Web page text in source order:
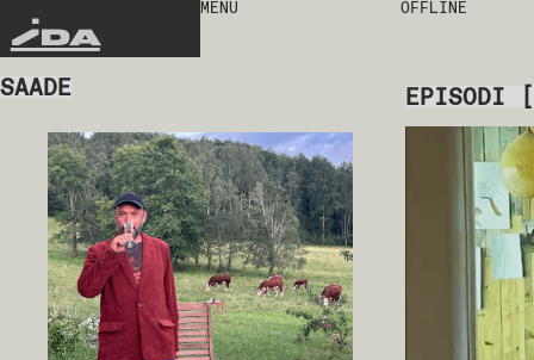
IDA
MENU OFFLINE
SAADE EPISODI [